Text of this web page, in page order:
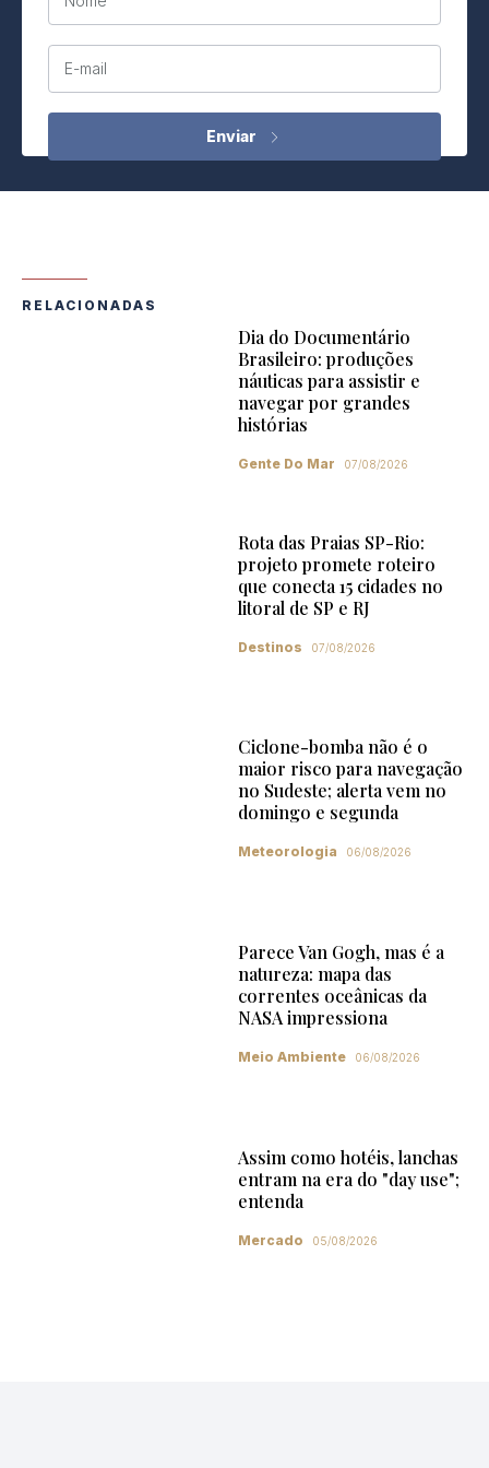
E-mail
RELACIONADAS
Dia do Documentário
Brasileiro: produções
náuticas para assistir e
navegar por grandes
histórias
Gente Do Mar 07/08/2026
Rota das Praias SP-Rio:
projeto promete roteiro
que conecta 15 cidades no
litoral de SP e RJ
Destinos 07/08/2026
Ciclone-bomba não é o
maior risco para navegação
no Sudeste; alerta vem no
domingo e segunda
Meteorologia 06/08/2026
Parece Van Gogh, mas é a
natureza: mapa das
correntes oceânicas da
NASA impressiona
Meio Ambiente 06/08/2026
Assim como hotéis, lanchas
entram na era do "day use";
entenda
Mercado 05/08/2026